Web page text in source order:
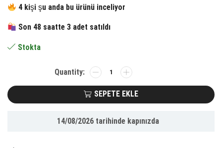
fiyat:
506.00 ₺.
andaki
fiyat:
4 kişi şu anda bu ürünü inceliyor
Son 48 saatte 3 adet satıldı
Stokta
BUFFER®
Glacier
Buzullar
Buz
Tuzağı
SEPETE EKLE
14/08/2026 tarihinde kapınızda